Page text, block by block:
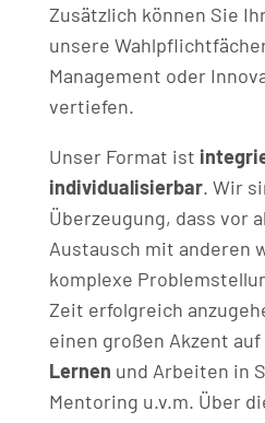
Zusätzlich können Sie
unsere
Management oder
vertiefen.
Unser Format ist
individualisierbar. Wir
Überzeugung, dass vor
Austausch mit anderen
komplexe
Zeit erfolgreich
einen großen Akzent auf
Lernen und Arbeiten in
Mentoring u.v.m. Über